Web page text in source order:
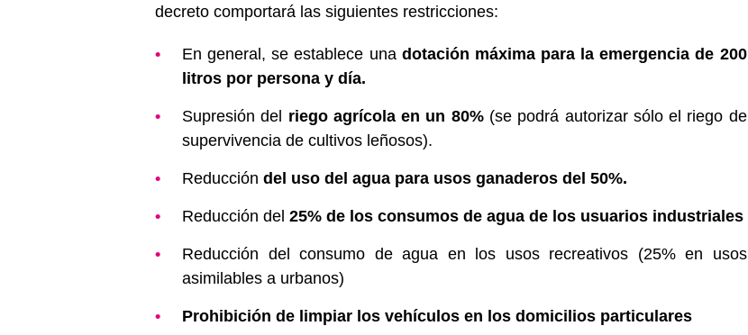
decreto comportará las siguientes restricciones:
En general, se establece una dotación máxima para la emergencia de 200
litros por persona y día.
Supresión del riego agrícola en un 80%(se podrá autorizar sólo el riego de
supervivencia de cultivos leñosos).
Reducción del uso del agua para usos ganaderos del 50%.
Reducción del 25% de los consumos de agua de los usuarios industriales
Reducción del consumo de agua en los usos recreativos (25% en usos
asimilables a urbanos)
Prohibición de limpiar los vehículos en los domicilios particulares